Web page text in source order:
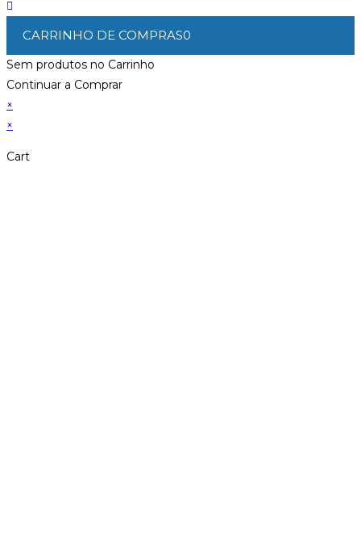
CARRINHO DE COMPRAS0
Sem produtos no Carrinho
Continuar a Comprar
×
×
Cart